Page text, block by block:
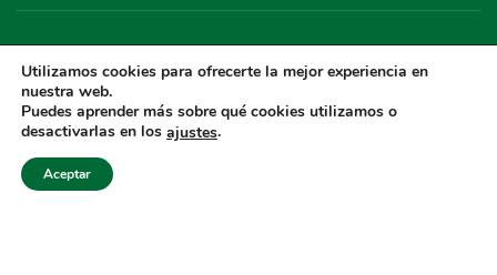
Rio Atoyac 30. Parque Industrial Empresarial
Cuautlancingo
Cuautlancingo, 72730 Puebla (México)
+52 222 2319969
Utilizamos cookies para ofrecerte la mejor experiencia en
nuestra web.
Puedes aprender más sobre qué cookies utilizamos o
desactivarlas en los ajustes.
Aceptar